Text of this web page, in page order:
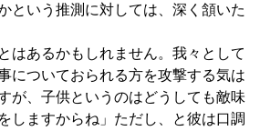
という推測に対しては、深く頷いた
はあるかもしれません。我々として
についておられる方を攻撃する気は
が、子供というのはどうしても敵味
しますからね」ただし、と彼は口調